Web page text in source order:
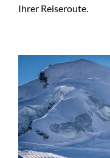
Ihrer Reiseroute.